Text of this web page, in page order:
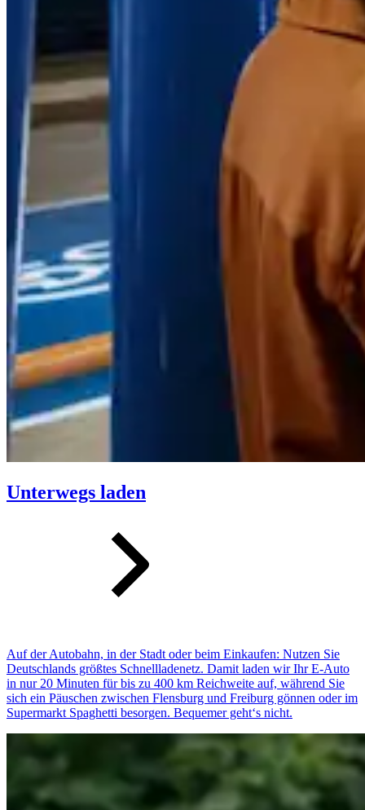
Unterwegs laden
Auf der Autobahn, in der Stadt oder beim Einkaufen: Nutzen Sie
Deutschlands größtes Schnellladenetz. Damit laden wir Ihr E-Auto
in nur 20 Minuten für bis zu 400 km Reichweite auf, während Sie
sich ein Päuschen zwischen Flensburg und Freiburg gönnen oder im
Supermarkt Spaghetti besorgen. Bequemer geht‘s nicht.